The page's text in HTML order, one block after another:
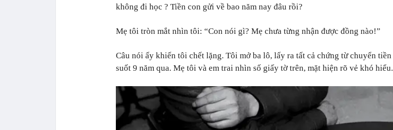
không đi học ? Tiền con gửi về bao năm nay đâu rồi?
Mẹ tôi tròn mắt nhìn tôi: “Con nói gì? Mẹ chưa từng nhận được đồng nào!”
Câu nói ấy khiến tôi chết lặng. Tôi mở ba lô, lấy ra tất cả chứng từ chuyển tiền
suốt 9 năm qua. Mẹ tôi và em trai nhìn số giấy tờ trên, mặt hiện rõ vẻ khó hiểu.